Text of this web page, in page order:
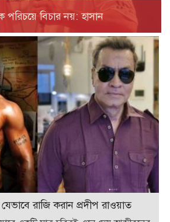
পরিচয়ে বিচার নয়: হাসান
রাজি করান প্রদীপ রাওয়াত